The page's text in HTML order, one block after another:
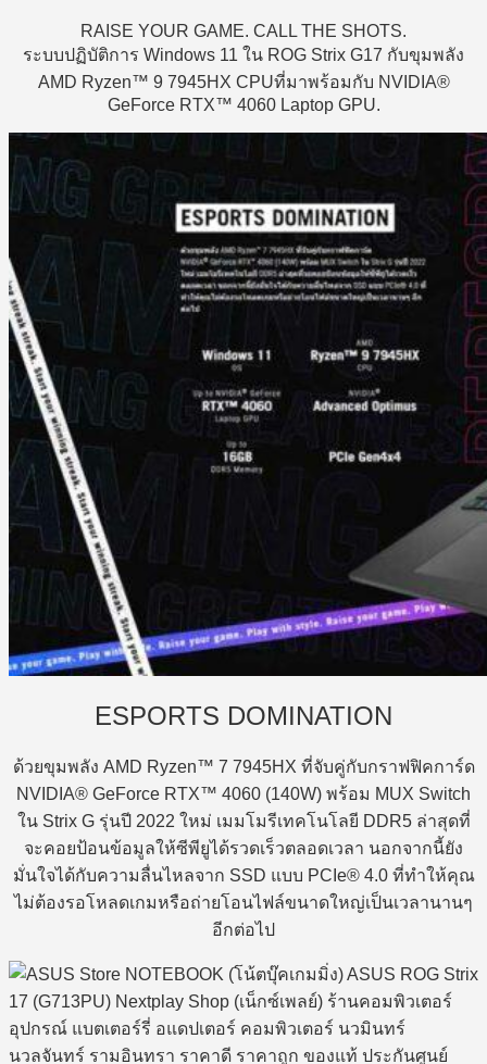
RAISE YOUR GAME. CALL THE SHOTS.
ระบบปฏิบัติการ Windows 11 ใน ROG Strix G17 กับขุมพลัง
AMD Ryzen™ 9 7945HX CPUที่มาพร้อมกับ NVIDIA®
GeForce RTX™ 4060 Laptop GPU.
ESPORTS DOMINATION
ด้วยขุมพลัง AMD Ryzen™ 7 7945HX ที่จับคู่กับกราฟฟิคการ์ด
NVIDIA® GeForce RTX™ 4060 (140W) พร้อม MUX Switch
ใน Strix G รุ่นปี 2022 ใหม่ เมมโมรีเทคโนโลยี DDR5 ล่าสุดที่
จะคอยป้อนข้อมูลให้ซีพียูได้รวดเร็วตลอดเวลา นอกจากนี้ยัง
มั่นใจได้กับความลื่นไหลจาก SSD แบบ PCIe® 4.0 ที่ทำให้คุณ
ไม่ต้องรอโหลดเกมหรือถ่ายโอนไฟล์ขนาดใหญ่เป็นเวลานานๆ
อีกต่อไป